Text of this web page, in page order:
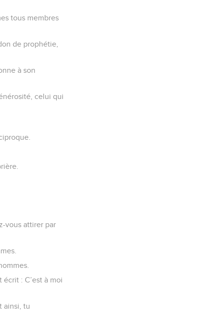
tous membres
de prophétie,
à son
celui qui
vous attirer par
: C’est à moi
ainsi, tu